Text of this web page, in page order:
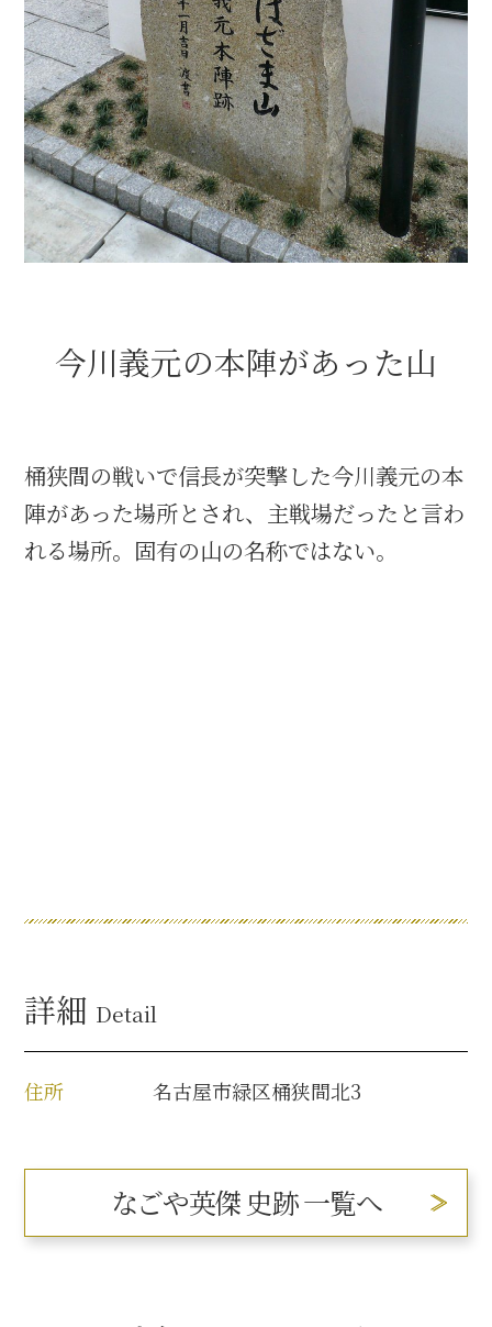
信長グルメ・土産一覧
信長攻路
徳川家康と名古屋の関係
家康関連 史跡 一覧
名古屋＜家康＞観光モデルコース
前田利家と名古屋の関係
利家関連 史跡 一覧
今川義元の本陣があった山
桶狭間の戦いで信長が突撃した今川義元の本
陣があった場所とされ、主戦場だったと言わ
れる場所。固有の山の名称ではない。
詳細 Detail
住所 名古屋市緑区桶狭間北3
なごや英傑 史跡 一覧へ